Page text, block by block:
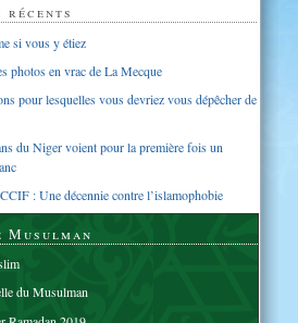
si vous y étiez
photos en vrac de La Mecque
pour lesquelles vous devriez vous dépêcher de
du Niger voient pour la première fois un
: Une décennie contre l’islamophobie
Musulman
du Musulman